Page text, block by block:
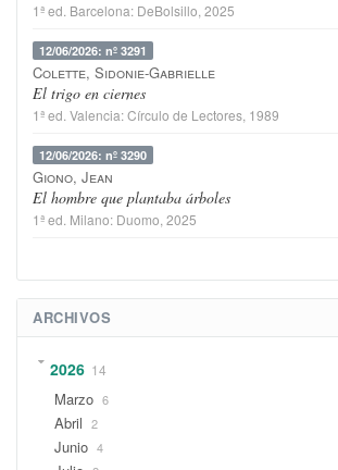
1ª ed. Barcelona: DeBolsillo , 2025
12/06/2026: nº 3291
Colette, Sidonie-Gabrielle
El trigo en ciernes
1ª ed. Valencia:Círculo de Lectores , 1989
12/06/2026: nº 3290
Giono, Jean
El hombre que plantaba árboles
1ª ed. Milano: Duomo , 2025
ARCHIVOS
2026 14
Marzo 6
Abril 2
Junio 4